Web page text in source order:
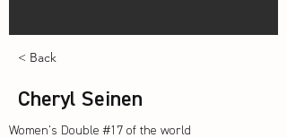
< Back
Cheryl Seinen
Women's Double #17 of the world